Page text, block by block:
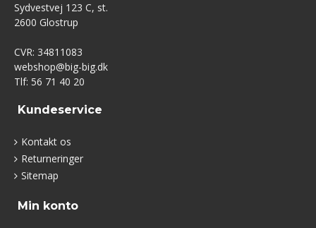
Sydvestvej 123 C, st.
2600 Glostrup
CVR: 34811083
webshop@big-big.dk
Tlf: 56 71 40 20
Kundeservice
Kontakt os
Returneringer
Sitemap
Min konto